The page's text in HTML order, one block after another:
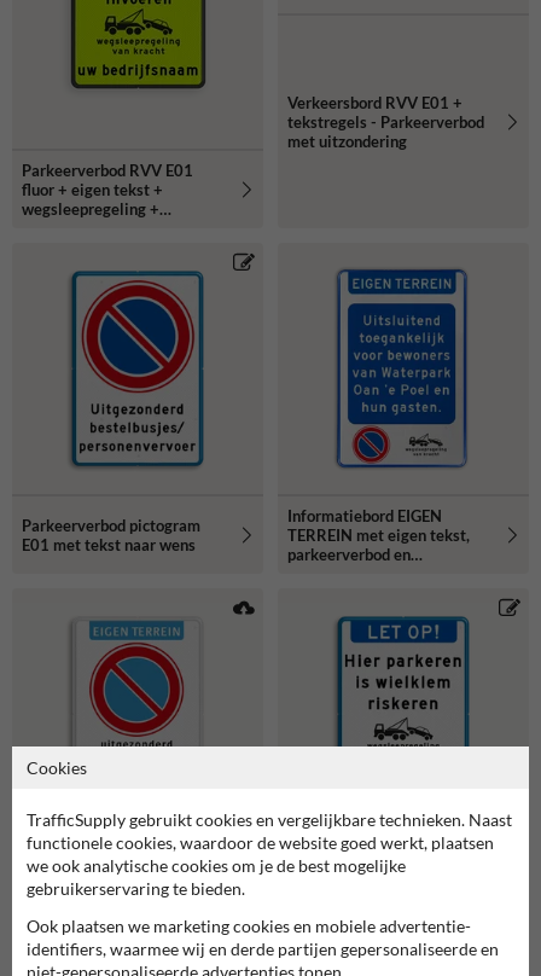
Parkeerverbod RVV E01
fluor + eigen tekst +
wegsleepregeling +
Verkeersbord RVV E01 +
tekstregels - Parkeerverbod
met uitzondering
Parkeerverbod pictogram
E01 met tekst naar wens
Informatiebord EIGEN
TERREIN met eigen tekst,
parkeerverbod en
Parkeerverbodsbord met
pictogram en tekst in
huisstijl
Informatiebord LET OP met
tekst en pictogram Hier
riskeren
Cookies
TrafficSupply gebruikt cookies en vergelijkbare technieken. Naast
functionele cookies, waardoor de website goed werkt, plaatsen
we ook analytische cookies om je de best mogelijke
gebruikerservaring te bieden.
Ook plaatsen we marketing cookies en mobiele advertentie-
identifiers, waarmee wij en derde partijen gepersonaliseerde en
niet-gepersonaliseerde advertenties tonen